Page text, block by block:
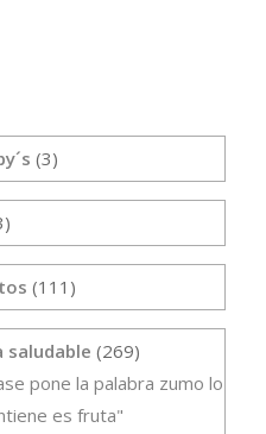
(3)
(111)
saludable (269)
pone la palabra zumo lo
es fruta"